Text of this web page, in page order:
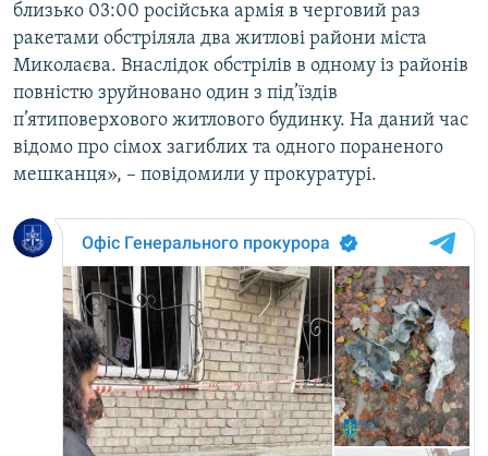
Усі сайти RFE/RL
близько 03:00 російська армія в черговий раз
ракетами обстріляла два житлові райони міста
Миколаєва. Внаслідок обстрілів в одному із районів
повністю зруйновано один з під’їздів
п’ятиповерхового житлового будинку. На даний час
відомо про сімох загиблих та одного пораненого
мешканця», – повідомили у прокуратурі.